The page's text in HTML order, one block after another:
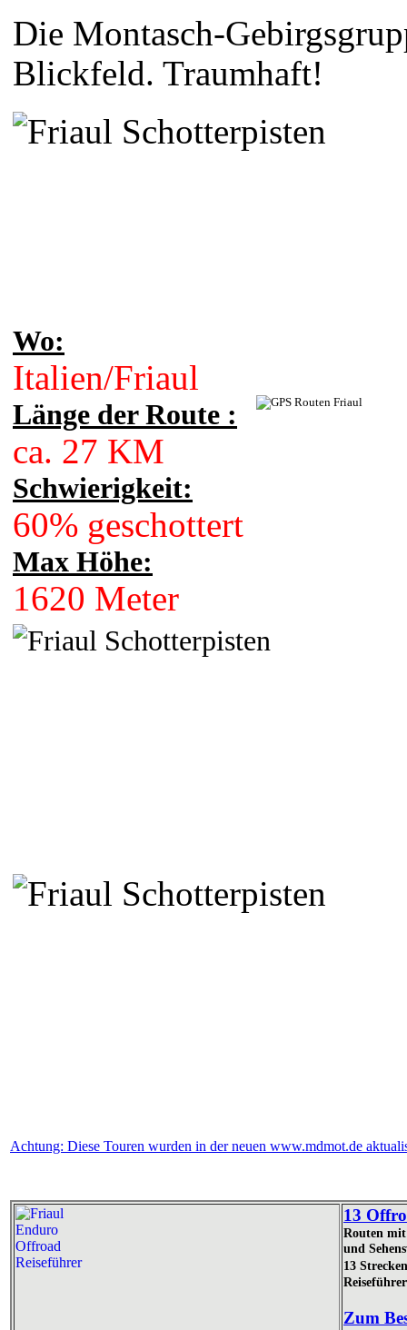
Die Montasch-
Blickfeld. Traumhaft!
Wo:
Italien/Friaul
Länge der Route :
ca. 27 KM
Schwierigkeit:
60% geschottert
Max Höhe:
1620 Meter
Achtung: Diese Touren wurden in der neuen www.mdmot.de
13
Routen
und
13
Zum